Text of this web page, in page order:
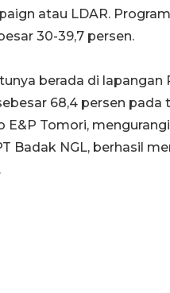
atau LDAR.
30-39,7 persen.
berada di
68,4 persen pada
E&P Tomori,
Badak NGL, berhasil